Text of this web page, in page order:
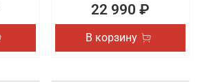
22 990 ₽
В корзину